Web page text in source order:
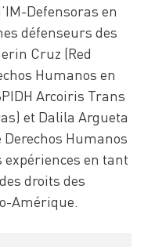
Defensoras en
défenseurs des
Cruz (Red
Humanos en
Arcoiris Trans
et Dalila Argueta
Derechos Humanos
en tant
droits des
Amérique.